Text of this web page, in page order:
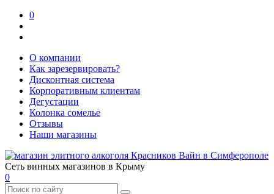
0
О компании
Как зарезервировать?
Дисконтная система
Корпоративным клиентам
Дегустации
Колонка сомелье
Отзывы
Наши магазины
Сеть винных магазинов в Крыму
0